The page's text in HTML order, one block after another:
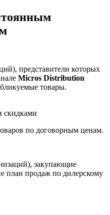
представители которых
Micros Distribution
товары.
скидками
по договорным ценам.
закупающие
план продаж по дилерскому